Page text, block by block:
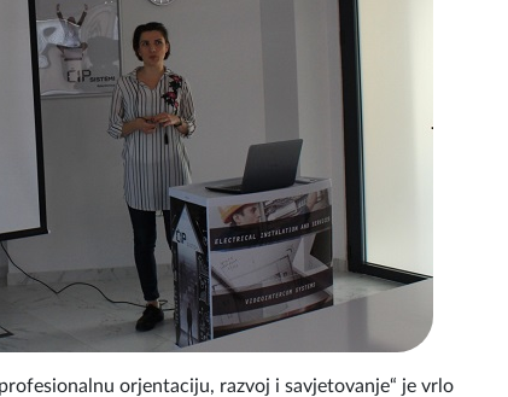
orjentaciju, razvoj i savjetovanje“ je vrlo